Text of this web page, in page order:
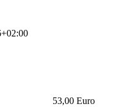
53,00 Euro